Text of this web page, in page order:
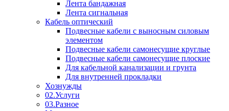
Лента бандажная
Лента сигнальная
Кабель оптический
Подвесные кабели с выносным силовым
элементом
Подвесные кабели самонесущие круглые
Подвесные кабели самонесущие плоские
Для кабельной канализации и грунта
Для внутренней прокладки
Хознужды
02.Услуги
03.Разное